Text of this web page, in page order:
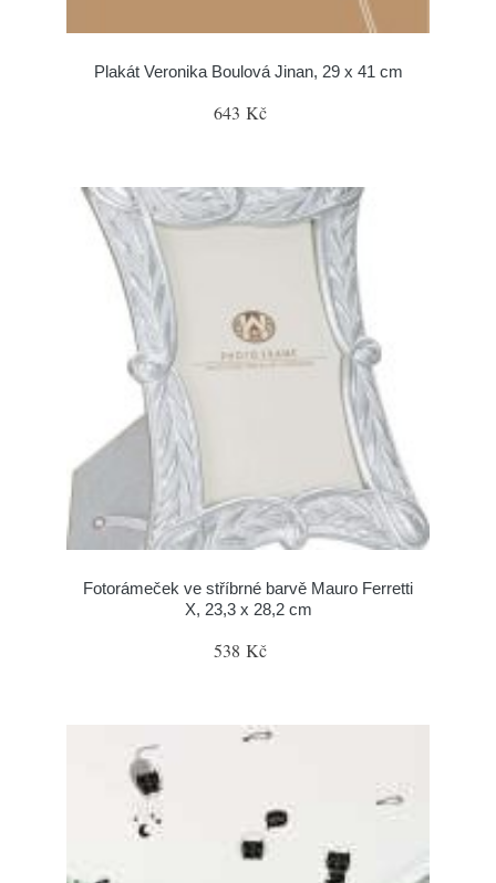
Plakát Veronika Boulová Jinan, 29 x 41 cm
643 Kč
Fotorámeček ve stříbrné barvě Mauro Ferretti
X, 23,3 x 28,2 cm
538 Kč